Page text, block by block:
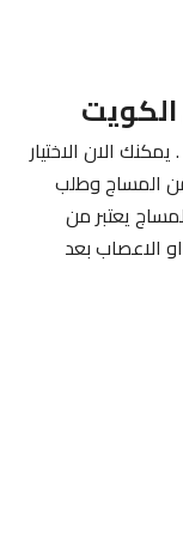
الان الاختيار
من المساج وطلب
يعتبر من
الاعصاب بعد